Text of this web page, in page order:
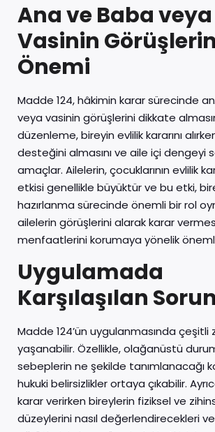
Ana ve Baba veya
Vasinin
Önemi
Madde 124, hâkimin karar sürecinde
veya vasinin görüşlerini dikkate
düzenleme, bireyin evlilik kararını
desteğini almasını ve aile içi dengeyi
amaçlar. Ailelerin, çocuklarının evlilik
etkisi genellikle büyüktür ve bu etki,
hazırlanma sürecinde önemli bir rol
ailelerin görüşlerini alarak karar
menfaatlerini korumaya yönelik önemli
Uygulamada
Karşılaşılan
Madde 124’ün uygulanmasında çeşitli
yaşanabilir. Özellikle, olağanüstü
sebeplerin ne şekilde tanımlanacağı
hukuki belirsizlikler ortaya çıkabilir.
karar verirken bireylerin fiziksel ve
düzeylerini nasıl değerlendirecekleri